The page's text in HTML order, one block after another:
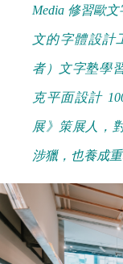
Media 修習歐
文的字體設計
者）文字塾學
克平面設計
展》策展人，
涉獵，也養成